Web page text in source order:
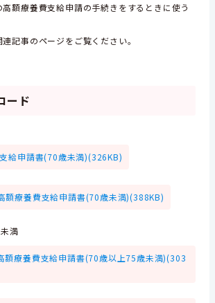
額療養費支給申請の手続きをするときに使う
記事のページをご覧ください。
ード
給申請書(70歳未満)(326KB)
額療養費支給申請書(70歳未満)(388KB)
満
額療養費支給申請書(70歳以上75歳未満)(303